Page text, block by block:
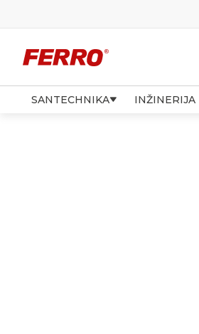
SANTECHNIKA INŽINERIJA